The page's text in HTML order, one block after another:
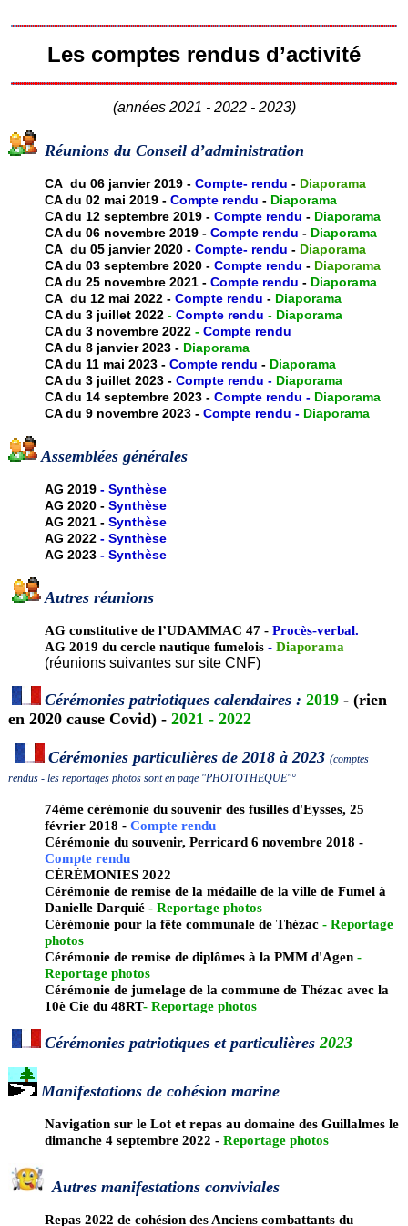
Les comptes rendus d’activité
(années 2021 - 2022 - 2023)
Réunions du Conseil d’administration
CA du 06 janvier 2019 -Compte- rendu - Diaporama
CA du 02 mai 2019 -Compte rendu - Diaporama
CA du 12 septembre 2019 -Compte rendu - Diaporama
CA du 06 novembre 2019 -Compte rendu - Diaporama
CA du 05 janvier 2020 -Compte- rendu - Diaporama
CA du 03 septembre 2020 -Compte rendu - Diaporama
CA du 25 novembre 2021 -Compte rendu - Diaporama
CA du 12 mai 2022 -Compte rendu - Diaporama
CA du 3 juillet 2022 -Compte rendu - Diaporama
CA du 3 novembre 2022 -Compte rendu
CA du 8 janvier 2023 - Diaporama
CA du 11 mai 2023 -Compte rendu - Diaporama
CA du 3 juillet 2023 -Compte rendu - Diaporama
CA du 14 septembre 2023 -Compte rendu - Diaporama
CA du 9 novembre 2023 - Compte rendu - Diaporama
Assemblées générales
AG 2019 -Synthèse
AG 2020 - Synthèse
AG 2021 -Synthèse
AG 2022 -Synthèse
AG 2023 -Synthèse
Autres réunions
AG constitutive de l’UDAMMAC 47 - Procès-verbal.
AG 2019 du cercle nautique fumelois -Diaporama
(réunions suivantes sur site CNF)
Cérémonies patriotiques calendaires : 2019 - (rien
en 2020 cause Covid) -2021 -2022
Cérémonies particulières de 2018 à 2023(comptes
rendus - les reportages photos sont en page "PHOTOTHEQUE"°
74ème cérémonie du souvenir des fusillés d'Eysses, 25
février 2018 -Compte rendu
Cérémonie du souvenir, Perricard 6 novembre 2018 -
Compte rendu
CÉRÉMONIES 2022
Cérémonie de remise de la médaille de la ville de Fumel à
Danielle Darquié -Reportage photos
Cérémonie pour la fête communale de Thézac -Reportage
photos
Cérémonie de remise de diplômes à la PMM d'Agen -
Reportage photos
Cérémonie de jumelage de la commune de Thézac avec la
10è Cie du 48RT-Reportage photos
Cérémonies patriotiques et particulières2023
Manifestations de cohésion marine
Navigation sur le Lot et repas au domaine des Guillalmes le
dimanche 4 septembre 2022 - Reportage photos
Autres manifestations conviviales
Repas 2022 de cohésion des Anciens combattants du